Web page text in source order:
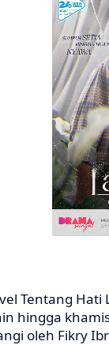
Tentang Hati
hingga
oleh Fikry